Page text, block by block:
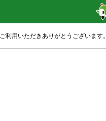
利用いただきありがとうございます。